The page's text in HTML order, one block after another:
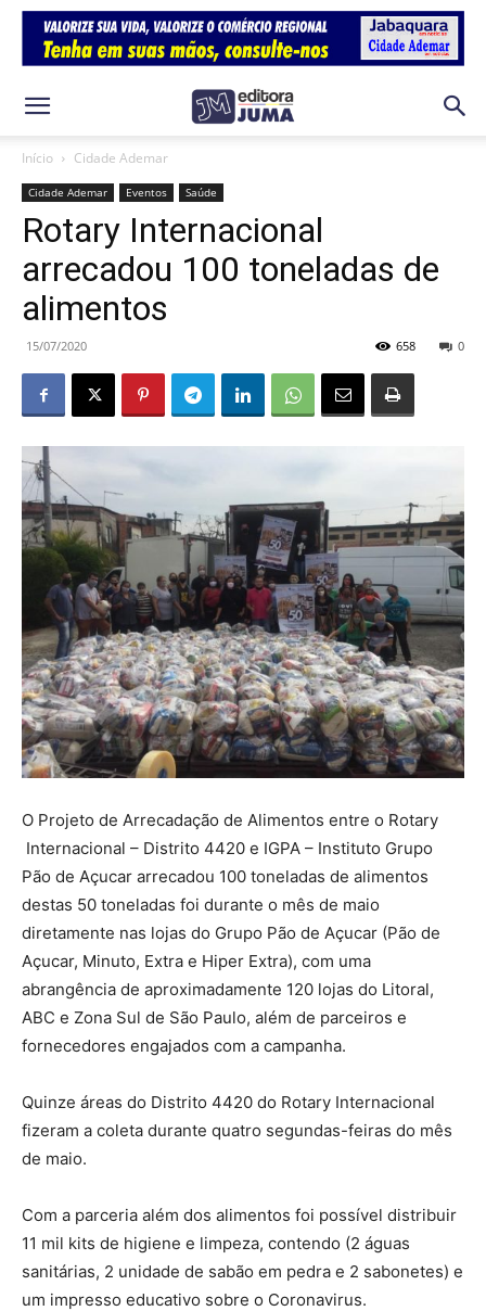
Início Cidade Ademar
Cidade Ademar Eventos Saúde
Rotary Internacional
arrecadou 100 toneladas de
alimentos
15/07/2020 0
658
O Projeto de Arrecadação de Alimentos entre o Rotary
Internacional – Distrito 4420 e IGPA – Instituto Grupo
Pão de Açucar arrecadou 100 toneladas de alimentos
destas 50 toneladas foi durante o mês de maio
diretamente nas lojas do Grupo Pão de Açucar (Pão de
Açucar, Minuto, Extra e Hiper Extra), com uma
abrangência de aproximadamente 120 lojas do Litoral,
ABC e Zona Sul de São Paulo, além de parceiros e
fornecedores engajados com a campanha.
Quinze áreas do Distrito 4420 do Rotary Internacional
fizeram a coleta durante quatro segundas-feiras do mês
de maio.
Com a parceria além dos alimentos foi possível distribuir
11 mil kits de higiene e limpeza, contendo (2 águas
sanitárias, 2 unidade de sabão em pedra e 2 sabonetes) e
um impresso educativo sobre o Coronavirus.